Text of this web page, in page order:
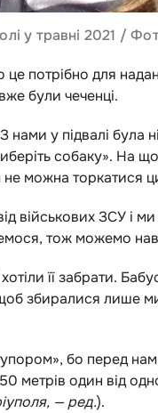
у травні 2021 /
потрібно для
були чеченці.
у підвалі була
собаку». На
можна торкатися
військових ЗСУ і
тож можемо
її забрати.
збиралися лише
бо перед
метрів один від
— ред.).